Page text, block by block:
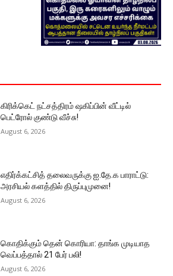
கிரிக்கெட் நட்சத்திரம் ஷகிப்பின் வீட்டில்
பெட்ரோல் குண்டு வீச்சு!
August 6, 2026
எதிர்க்கட்சித் தலைவருக்கு ஐ.தே.க பாராட்டு:
அரசியல் களத்தில் திருப்புமுனை!
August 6, 2026
கொதிக்கும் தென் கொரியா: தாங்க முடியாத
வெப்பத்தால் 21 பேர் பலி!
August 6, 2026